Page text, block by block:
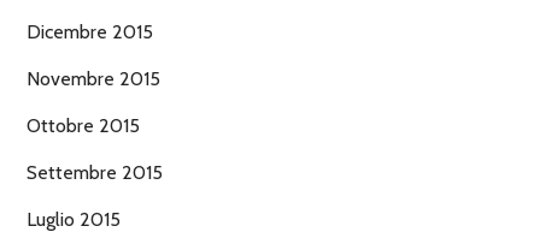
Dicembre 2015
Novembre 2015
Ottobre 2015
Settembre 2015
Luglio 2015